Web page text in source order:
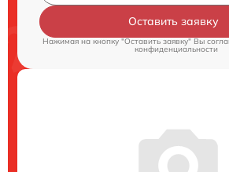
Оставить заявку
Нажимая на кнопку "Оставить заявку" Вы
конфиденциальности